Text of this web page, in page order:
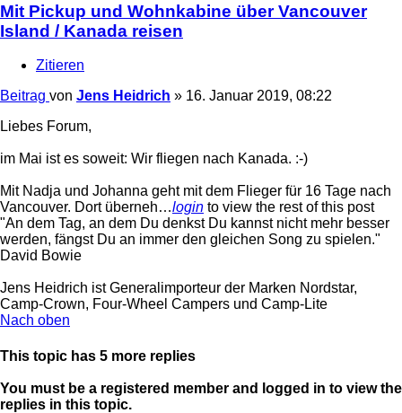
Mit Pickup und Wohnkabine über Vancouver
Island / Kanada reisen
Zitieren
Beitrag von Jens Heidrich » 16. Januar 2019, 08:22
Liebes Forum,
im Mai ist es soweit: Wir fliegen nach Kanada. :-)
Mit Nadja und Johanna geht mit dem Flieger für 16 Tage nach
Vancouver. Dort überneh…login to view the rest of this post
"An dem Tag, an dem Du denkst Du kannst nicht mehr besser
werden, fängst Du an immer den gleichen Song zu spielen."
David Bowie
Jens Heidrich ist Generalimporteur der Marken Nordstar,
Camp-Crown, Four-Wheel Campers und Camp-Lite
Nach oben
This topic has 5 more replies
You must be a registered member and logged in to view the
replies in this topic.